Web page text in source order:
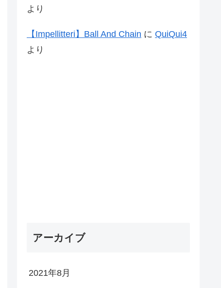
より
【Impellitteri】Ball And Chain に QuiQui4
より
アーカイブ
2021年8月